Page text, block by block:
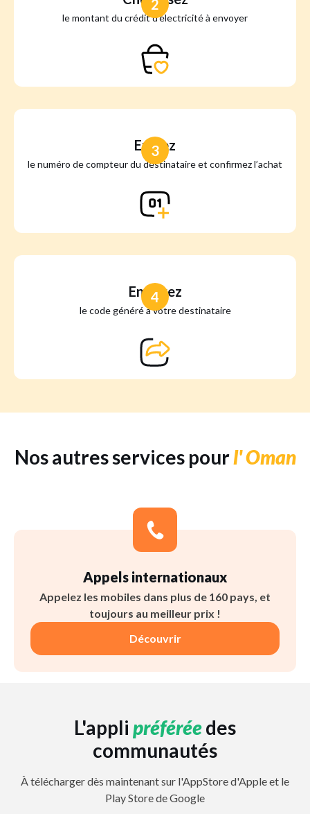
le montant du crédit d'électricité à envoyer
2
Entrez
le numéro de compteur du destinataire et confirmez l’achat
3
Envoyez
le code généré à votre destinataire
4
Nos autres services pourl' Oman
Appels internationaux
Appelez les mobiles dans plus de 160 pays, et
toujours au meilleur prix !
Découvrir
L'appli préféréedes
communautés
À télécharger dès maintenant sur l'AppStore d'Apple et le
Play Store de Google